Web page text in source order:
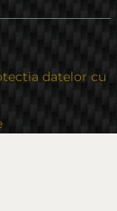
datelor cu